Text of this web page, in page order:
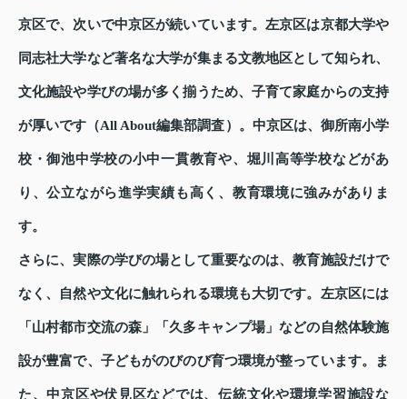
京区で、次いで中京区が続いています。左京区は京都大学や
同志社大学など著名な大学が集まる文教地区として知られ、
文化施設や学びの場が多く揃うため、子育て家庭からの支持
が厚いです（All About編集部調査）。中京区は、御所南小学
校・御池中学校の小中一貫教育や、堀川高等学校などがあ
り、公立ながら進学実績も高く、教育環境に強みがありま
す。
さらに、実際の学びの場として重要なのは、教育施設だけで
なく、自然や文化に触れられる環境も大切です。左京区には
「山村都市交流の森」「久多キャンプ場」などの自然体験施
設が豊富で、子どもがのびのび育つ環境が整っています。ま
た、中京区や伏見区などでは、伝統文化や環境学習施設な